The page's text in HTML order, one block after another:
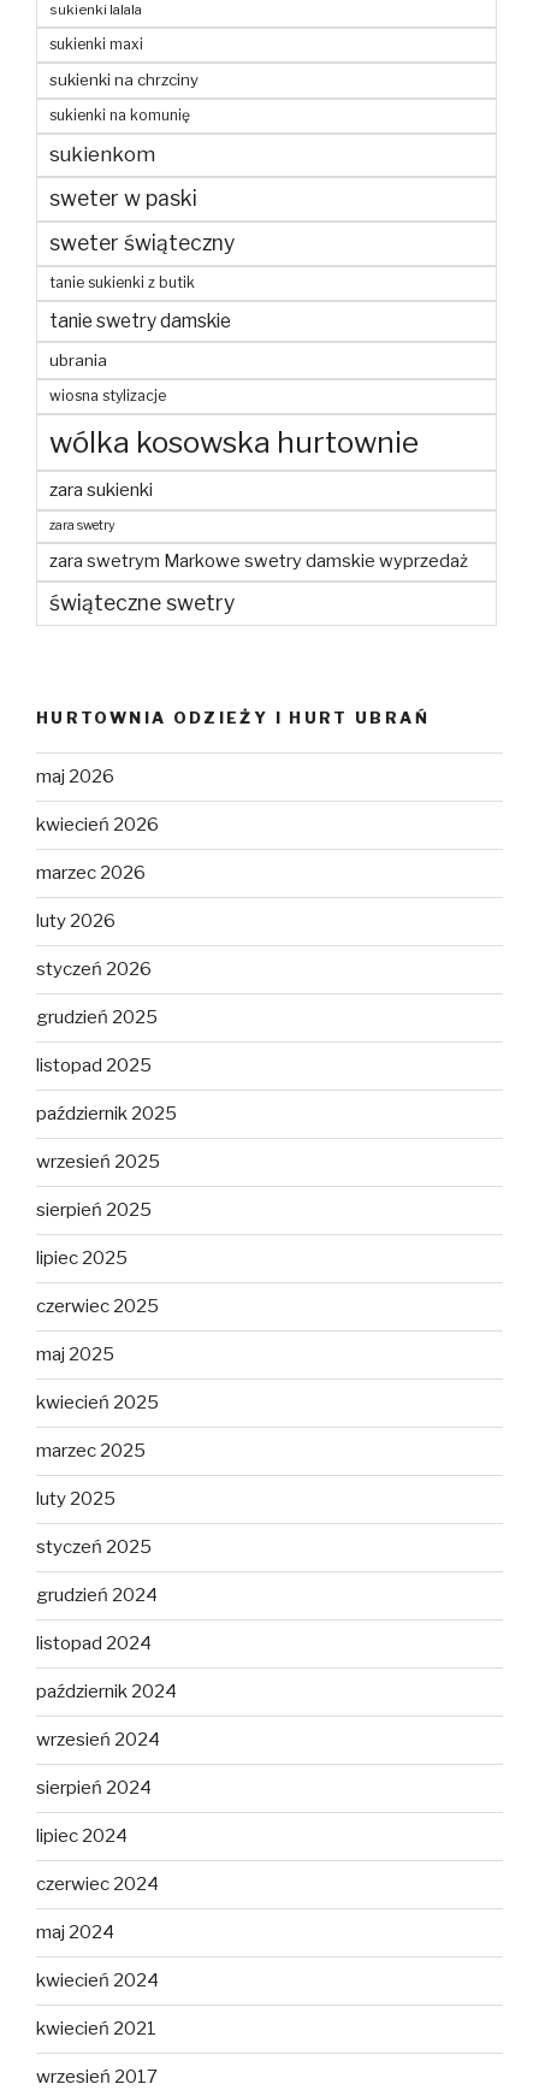
sukienki lalala
sukienki maxi
sukienki na chrzciny
sukienki na komunię
sukienkom
sweter w paski
sweter świąteczny
tanie sukienki z butik
tanie swetry damskie
ubrania
wiosna stylizacje
wólka kosowska hurtownie
zara sukienki
zara swetry
zara swetrym Markowe swetry damskie wyprzedaż
świąteczne swetry
HURTOWNIA ODZIEŻY I HURT UBRAŃ
maj 2026
kwiecień 2026
marzec 2026
luty 2026
styczeń 2026
grudzień 2025
listopad 2025
październik 2025
wrzesień 2025
sierpień 2025
lipiec 2025
czerwiec 2025
maj 2025
kwiecień 2025
marzec 2025
luty 2025
styczeń 2025
grudzień 2024
listopad 2024
październik 2024
wrzesień 2024
sierpień 2024
lipiec 2024
czerwiec 2024
maj 2024
kwiecień 2024
kwiecień 2021
wrzesień 2017